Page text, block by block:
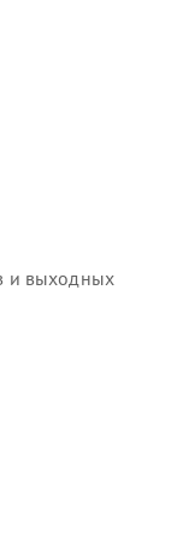
и выходных